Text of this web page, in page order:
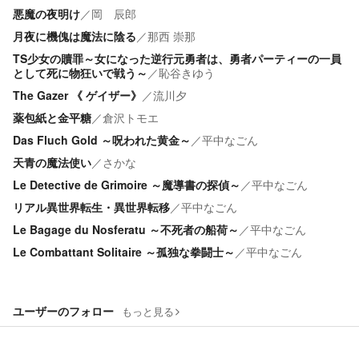
悪魔の夜明け／岡 辰郎
月夜に機傀は魔法に陰る／那西 崇那
TS少女の贖罪～女になった逆行元勇者は、勇者パーティーの一員
として死に物狂いで戦う～ ／恥谷きゆう
The Gazer 《 ゲイザー》 ／流川夕
薬包紙と金平糖／倉沢トモエ
Das Fluch Gold ～呪われた黄金～ ／平中なごん
天青の魔法使い／ さかな
Le Detective de Grimoire ～魔導書の探偵～ ／平中なごん
リアル異世界転生・異世界転移／平中なごん
Le Bagage du Nosferatu ～不死者の船荷～ ／平中なごん
Le Combattant Solitaire ～孤独な拳闘士～ ／平中なごん
ユーザーのフォロー もっと見る